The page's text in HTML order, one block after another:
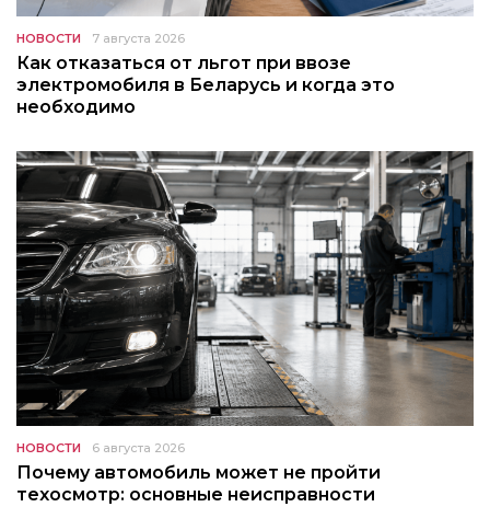
НОВОСТИ 7 августа 2026
Как отказаться от льгот при ввозе
электромобиля в Беларусь и когда это
необходимо
НОВОСТИ 6 августа 2026
Почему автомобиль может не пройти
техосмотр: основные неисправности